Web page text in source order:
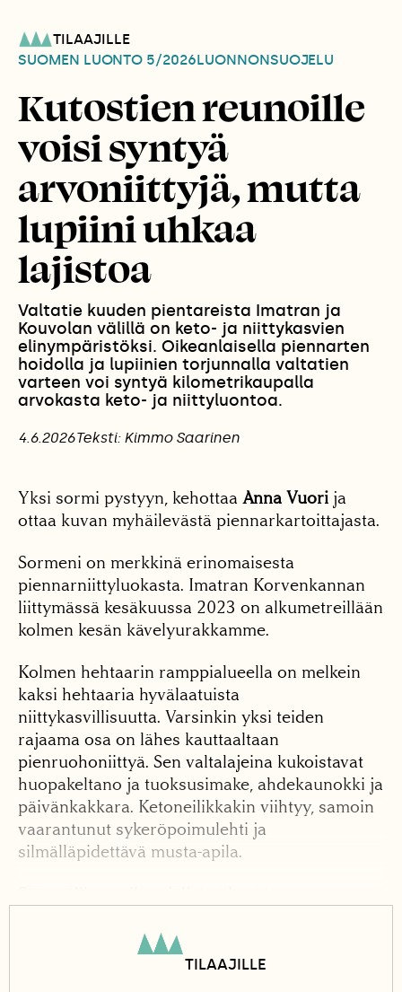
TILAAJILLE
SUOMEN LUONTO 5/2026LUONNONSUOJELU
Kutostien reunoille
voisi syntyä
arvoniittyjä, mutta
lupiini uhkaa
lajistoa
Valtatie kuuden pientareista Imatran ja
Kouvolan välillä on keto- ja niittykasvien
elinympäristöksi. Oikeanlaisella piennarten
hoidolla ja lupiinien torjunnalla valtatien
varteen voi syntyä kilometrikaupalla
arvokasta keto- ja niittyluontoa.
4.6.2026Teksti: Kimmo Saarinen
Yksi sormi pystyyn, kehottaa Anna Vuori ja
ottaa kuvan myhäilevästä piennarkartoittajasta.
Sormeni on merkkinä erinomaisesta
piennarniittyluokasta. Imatran Korvenkannan
liittymässä kesäkuussa 2023 on alkumetreillään
kolmen kesän kävely­urakkamme.
Kolmen hehtaarin ramppialueella on melkein
kaksi hehtaaria hyvälaatuista
niittykasvillisuutta. Varsinkin yksi teiden
rajaama osa on lähes kauttaaltaan
pienruohoniittyä. Sen valtalajeina kukoistavat
huopakeltano ja tuoksusimake, ahdekaunokki ja
päivänkakkara. Ketoneilikkakin viihtyy, samoin
vaarantunut sykeröpoimulehti ja
silmälläpidettävä musta-apila.
TILAAJILLE